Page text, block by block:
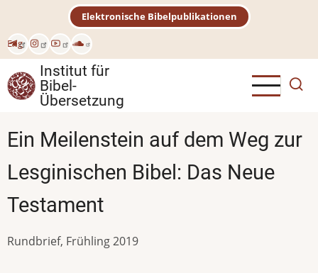
Inhalt
Eng
Elektronische Bibelpublikationen
Institut für
Bibel-
Übersetzung
Ein Meilenstein auf dem Weg zur
Lesginischen Bibel: Das Neue
Testament
Rundbrief, Frühling 2019